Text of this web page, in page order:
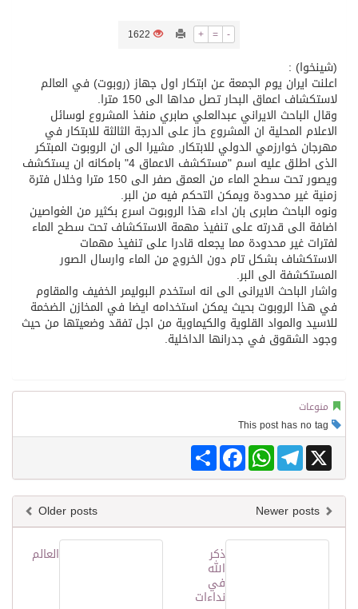
ثلة من الضابطات في الجييش الكويتي
مدينة الملك سلمان للطاقة “سبارك” توقع اتفاقية تطوير مصانع جاهزة ومتخصصة في مجال الطاقة
كسوة الكعبة تعتلي البيت العتيق
+ = -
1622
(شينخوا) :
اعلنت ايران يوم الجمعة عن ابتكار اول جهاز (روبوت) في العالم
لاستكشاف اعماق البحار تصل مداها الى 150 مترا.
وقال الباحث الايراني عبدالعلي صابري منفذ المشروع لوسائل
الاعلام المحلية ان المشروع حاز على الدرجة الثالثة للابتكار في
مهرجان خوارزمي الدولي للابتكار, مشيرا الى ان الروبوت المبتكر
الذى اطلق عليه اسم "مستكشف الاعماق 4" بامكانه ان يستكشف
ويصور تحت سطح الماء من العمق صفر الى 150 مترا وخلال فترة
زمنية غير محدودة ويمكن التحكم فيه من البر.
ونوه الباحث صابرى بان اداء هذا الروبوت اسرع بكثير من الغواصين
اضافة الى قدرته على تنفيذ مهمة الاستكشاف تحت سطح الماء
لفترات غير محدودة مما يجعله قادرا على تنفيذ مهمات
الاستكشاف بشكل تام دون الخروج من الماء وارسال الصور
المستكشفة الى البر.
واشار الباحث الايرانى الى انه استخدم البوليمر الخفيف والمقاوم
في هذا الروبوت بحيث يمكن استخدامه ايضا في المخازن الضخمة
للاسيد والمواد القلوية والكيماوية من اجل تفقد وضعيتها من حيث
وجود الشقوق في جدرانها الداخلية.
منوعات
Share
FacebookWhatsAppTelegram X
Older posts
العالم
ذكر
الله
في
نداءات